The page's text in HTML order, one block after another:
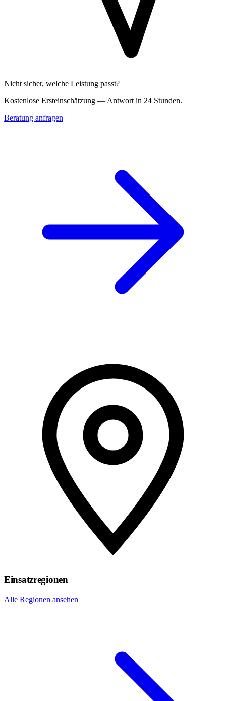
Nicht sicher, welche Leistung passt?
Kostenlose Erst­einschätzung — Antwort in 24 Stunden.
Beratung anfragen
Einsatzregionen
Alle Regionen ansehen